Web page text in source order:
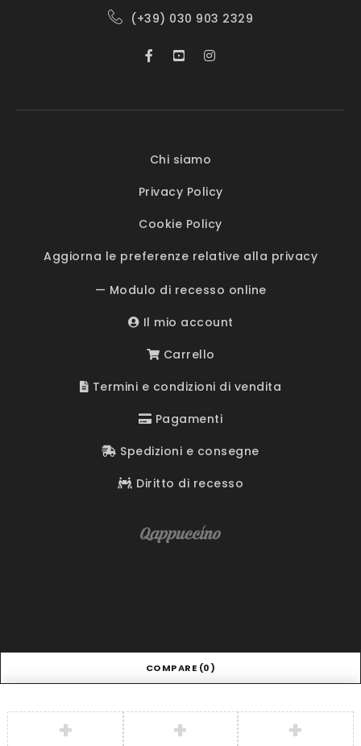
(+39) 030 903 2329
Chi siamo
Privacy Policy
Cookie Policy
Aggiorna le preferenze relative alla privacy
— Modulo di recesso online
Il mio account
Carrello
Termini e condizioni di vendita
Pagamenti
Spedizioni e consegne
Diritto di recesso
COMPARE (0)